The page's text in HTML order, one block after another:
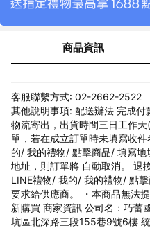
商品資訊
客服聯繫方式: 02-2662-2522
其他說明事項: 配送辦法 完成
物流寄出，出貨時間三日工作
單，若在成立訂單時未填寫收
的/ 我的禮物/ 點擊商品/ 填寫
地址，則訂單將 自動取消。 退
LINE禮物/ 我的/ 我的禮物/ 點
要求給供應商。 ・本商品無法
新購買 商家資訊 公司名：巧蕾
坑區北深路三段155巷9號6樓